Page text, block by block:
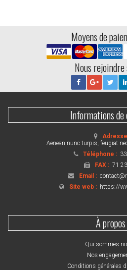
Moyens de
Nous
Informations
Aenean nunc turpis, feugiat
Téléphone :
FAX :71
Email :
Site web : https://
À propos
Qui sommes
Nos
Conditions générales